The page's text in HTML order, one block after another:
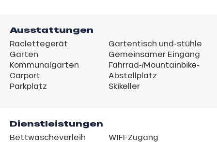
Ausstattungen
Raclettegerät
Garten
Kommunalgarten
Carport
Parkplatz
Gartentisch und-stühle
Gemeinsamer Eingang
Fahrrad-/Mountainbike-
Abstellplatz
Skikeller
Dienstleistungen
Bettwäscheverleih WIFI-Zugang